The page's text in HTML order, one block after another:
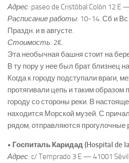
Адрес: paseo de Cristóbal Colón 12 E
Расписание работы: 10-14. Сб и
Праздн. и в августе.
Стоимость: 2€.
Эта необычная башня стоит на
В ту пору у нее был брат близнец
Когда к городу подступали враги,
протягивали цепь и таким образом
городу со стороны реки. В
находится Морской музей. С
рядом, отправляются прогулочные
• Госпиталь Каридад (Hospital de
Адрес:c/ Temprado 3 E — 41001